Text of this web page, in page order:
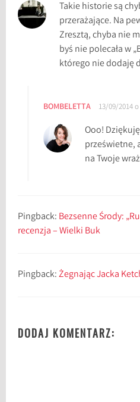
Takie historie są
przerażające. Na
Zresztą, chyba nie
byś nie polecała w
którego nie dodaję
BOMBELETTA 13/09/2014
Ooo!
prześwietne,
na Twoje
Pingback: Bezsenne Środy:
recenzja – Wielki Buk
Pingback:Żegnając Jacka
DODAJ KOMENTARZ: